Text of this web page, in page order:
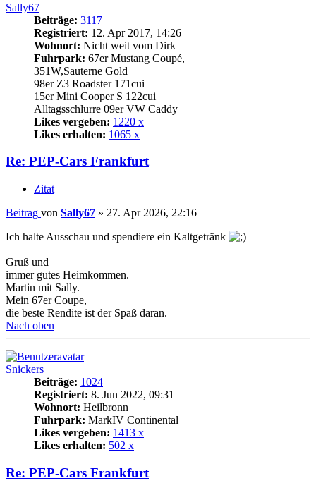
Sally67
Beiträge: 3117
Registriert: 12. Apr 2017, 14:26
Wohnort: Nicht weit vom Dirk
Fuhrpark: 67er Mustang Coupé,
351W,Sauterne Gold
98er Z3 Roadster 171cui
15er Mini Cooper S 122cui
Alltagsschlurre 09er VW Caddy
Likes vergeben: 1220 x
Likes erhalten: 1065 x
Re: PEP-Cars Frankfurt
Zitat
Beitrag von Sally67 » 27. Apr 2026, 22:16
Ich halte Ausschau und spendiere ein Kaltgetränk
Gruß und
immer gutes Heimkommen.
Martin mit Sally.
Mein 67er Coupe,
die beste Rendite ist der Spaß daran.
Nach oben
Snickers
Beiträge: 1024
Registriert: 8. Jun 2022, 09:31
Wohnort: Heilbronn
Fuhrpark: MarkIV Continental
Likes vergeben: 1413 x
Likes erhalten: 502 x
Re: PEP-Cars Frankfurt